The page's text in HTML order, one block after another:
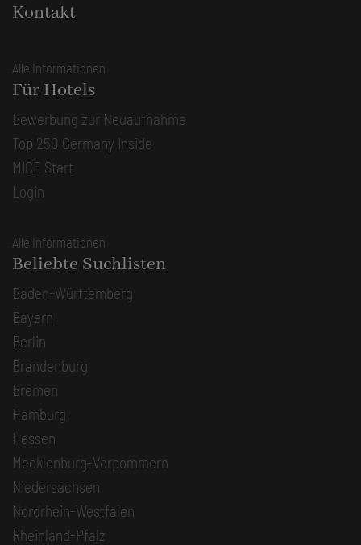
Kontakt
Alle Informationen
Für Hotels
Bewerbung zur Neuaufnahme
Top 250 Germany Inside
MICE Start
Login
Alle Informationen
Beliebte Suchlisten
Baden-Württemberg
Bayern
Berlin
Brandenburg
Bremen
Hamburg
Hessen
Mecklenburg-Vorpommern
Niedersachsen
Nordrhein-Westfalen
Rheinland-Pfalz